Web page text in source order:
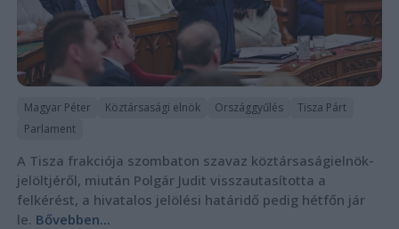
Magyar Péter Köztársasági elnök Országgyűlés
Tisza Párt
Parlament
A Tisza frakciója szombaton szavaz köztársaságielnök-
jelöltjéről, miután Polgár Judit visszautasította a
felkérést, a hivatalos jelölési határidő pedig hétfőn jár
le. Bővebben...